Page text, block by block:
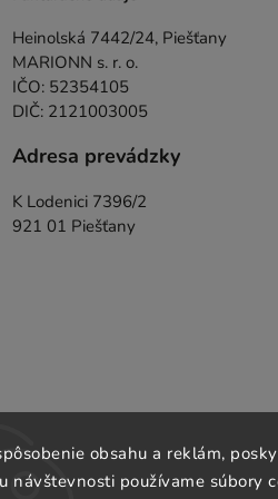
obsahu a reklám,
návštevnosti používame súbory
Heinolská 7442/24, Piešťany
MARIONN s. r. o.
IČO: 52354105
DIČ: 2121003005
Adresa prevádzky
K Lodenici 7396/2
921 01 Piešťany